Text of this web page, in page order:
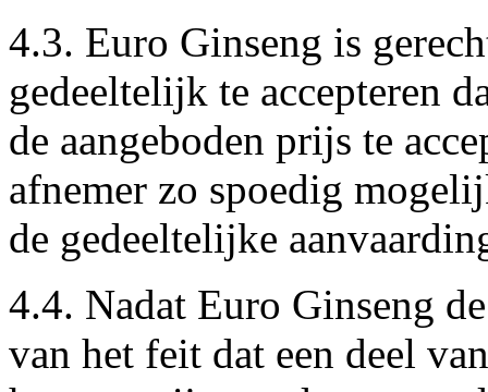
4.3. Euro Ginseng is
gedeeltelijk te accepteren
de aangeboden prijs te
afnemer zo spoedig
de gedeeltelijke
4.4. Nadat Euro Ginseng
van het feit dat een deel